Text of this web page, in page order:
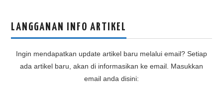
LANGGANAN INFO ARTIKEL
Ingin mendapatkan update artikel baru melalui email? Setiap
ada artikel baru, akan di informasikan ke email. Masukkan
email anda disini: